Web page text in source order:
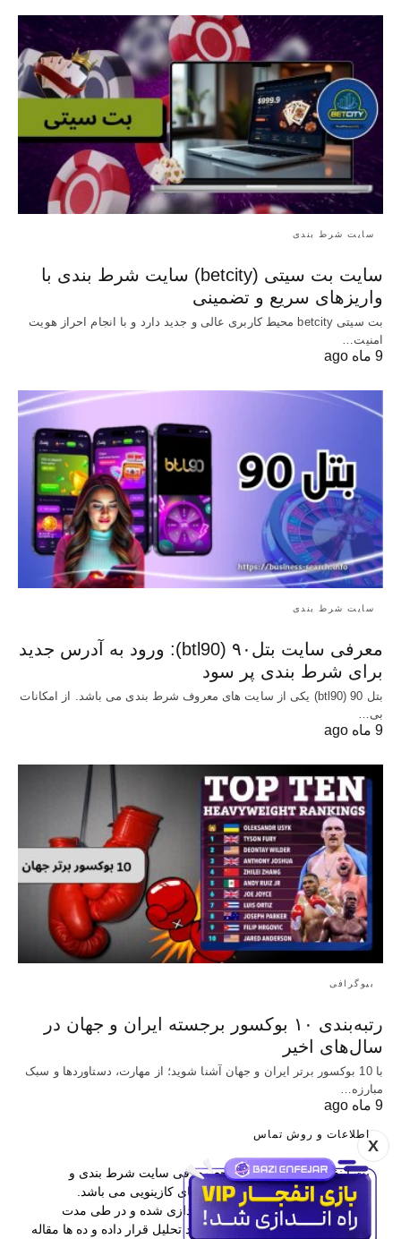
X
سایت شرط بندی
سایت بت سیتی (betcity) سایت شرط بندی با
واریزهای سریع و تضمینی
بت سیتی betcity محیط کاربری عالی و جدید دارد و با انجام احراز هویت
امنیت…
9 ماه ago
سایت شرط بندی
معرفی سایت بتل۹۰ (btl90): ورود به آدرس جدید
برای شرط بندی پر سود
بتل 90 (btl90) یکی از سایت های معروف شرط بندی می باشد. از امکانات
بی…
9 ماه ago
بیوگرافی
رتبه‌بندی ۱۰ بوکسور برجسته ایران و جهان در
سال‌های اخیر
با 10 بوکسور برتر ایران و جهان آشنا شوید؛ از مهارت، دستاوردها و سبک
مبارزه…
9 ماه ago
اطلاعات و روش تماس
بت اینفو یکی از برترین مراجع معرفی سایت شرط بندی و
همچنین آموزش پیش بینی و بازی های کازینویی می باشد.
این وب سایت در سال 1397 راه اندازی شده و در طی مدت
فعالیتش بیش از 400 سایت را مورد تحلیل قرار داده و ده ها مقاله